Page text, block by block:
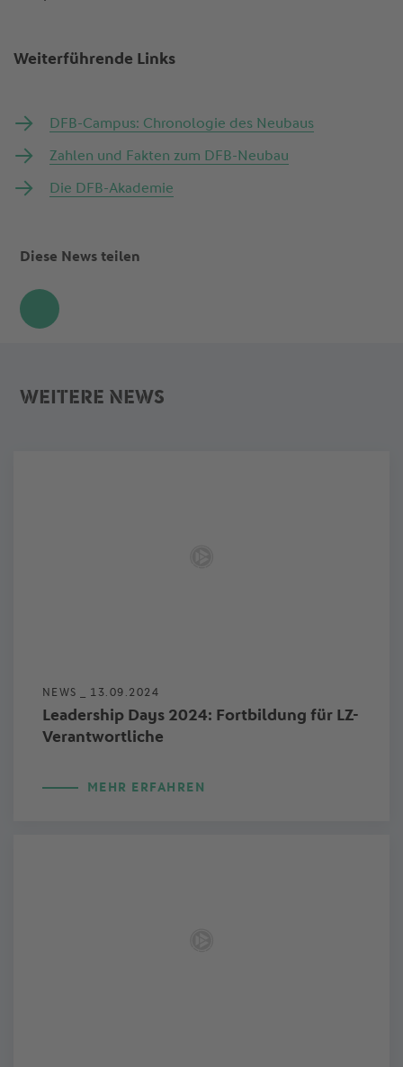
Weiterführende Links
DFB-Campus: Chronologie des Neubaus
Zahlen und Fakten zum DFB-Neubau
Die DFB-Akademie
Diese News teilen
Share
WEITERE NEWS
NEWS _ 13.09.2024
Leadership Days 2024: Fortbildung für LZ-
Verantwortliche
MEHR ERFAHREN